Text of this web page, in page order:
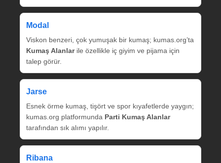
Modal
Viskon benzeri, çok yumuşak bir kumaş; kumas.org’ta
Kumaş Alanlarile özellikle iç giyim ve pijama için
talep görür.
Jarse
Esnek örme kumaş, tişört ve spor kıyafetlerde yaygın;
kumas.org platformunda Parti Kumaş Alanlar
tarafından sık alımı yapılır.
Ribana